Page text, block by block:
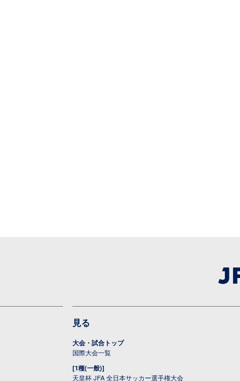
見る
大会・試合トップ
国際大会一覧
[1種(一般)]
天皇杯 JFA 全日本サッカー選手権大会